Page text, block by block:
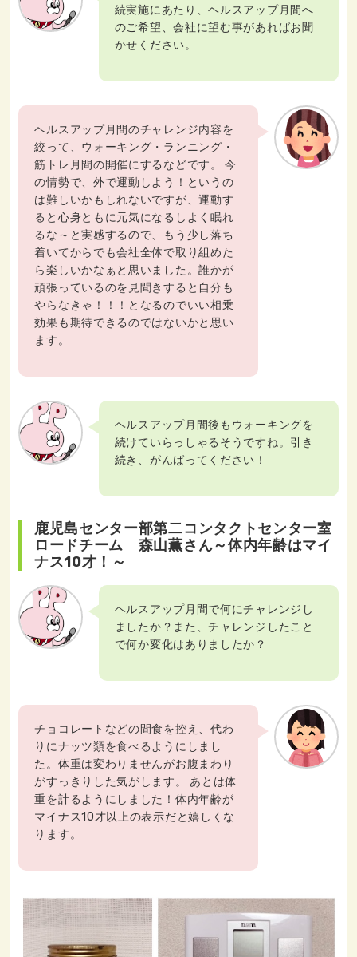
続実施にあたり、ヘルスアップ月間へ
のご希望、会社に望む事があればお聞
かせください。
ヘルスアップ月間のチャレンジ内容を
絞って、ウォーキング・ランニング・
筋トレ月間の開催にするなどです。 今
の情勢で、外で運動しよう！というの
は難しいかもしれないですが、運動す
ると心身ともに元気になるしよく眠れ
るな～と実感するので、もう少し落ち
着いてからでも会社全体で取り組めた
ら楽しいかなぁと思いました。誰かが
頑張っているのを見聞きすると自分も
やらなきゃ！！！となるのでいい相乗
効果も期待できるのではないかと思い
ます。
ヘルスアップ月間後もウォーキングを
続けていらっしゃるそうですね。引き
続き、がんばってください！
鹿児島センター部第二コンタクトセンター室
ロードチーム 森山薫さん～体内年齢はマイ
ナス10才！～
ヘルスアップ月間で何にチャレンジし
ましたか？また、チャレンジしたこと
で何か変化はありましたか？
チョコレートなどの間食を控え、代わ
りにナッツ類を食べるようにしまし
た。体重は変わりませんがお腹まわり
がすっきりした気がします。 あとは体
重を計るようにしました！体内年齢が
マイナス10才以上の表示だと嬉しくな
ります。